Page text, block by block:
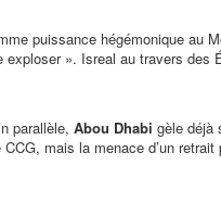
puissance hégémonique au
exploser ». Isreal au travers des
parallèle, Abou Dhabi gèle déjà
mais la menace d’un